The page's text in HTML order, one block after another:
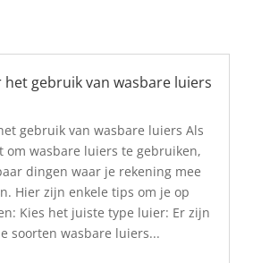
het gebruik van wasbare luiers
gebruik van wasbare luiers Als
om wasbare luiers te gebruiken,
dingen waar je rekening mee
Hier zijn enkele tips om je op
Kies het juiste type luier: Er zijn
soorten wasbare luiers...